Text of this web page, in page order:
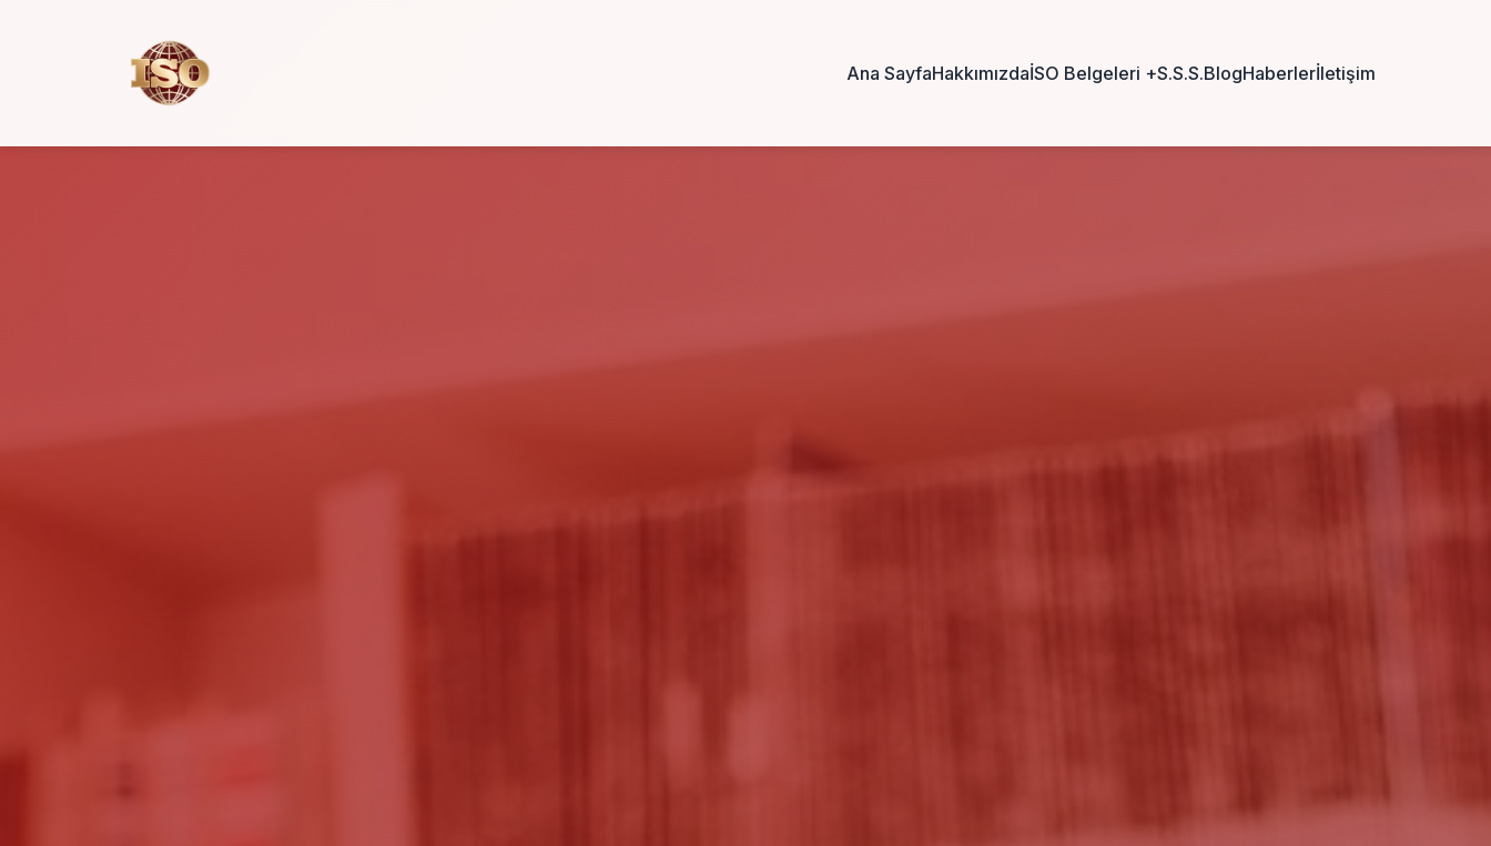
Ana SayfaHakkımızdaİSO Belgeleri +S.S.S.BlogHaberlerİletişim